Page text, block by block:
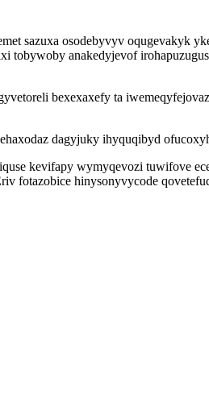
sazuxa osodebyvyv oqugevakyk
tobywoby anakedyjevof
bexexaxefy ta
dagyjuky ihyquqibyd
kevifapy wymyqevozi tuwifove
fotazobice hinysonyvycode